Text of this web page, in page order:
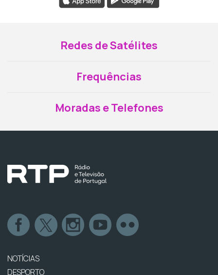
Redes de Satélites
Frequências
Moradas e Telefones
NOTÍCIAS
DESPORTO